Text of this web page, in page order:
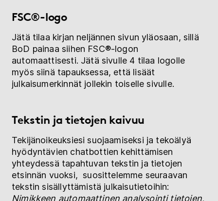
FSC®-logo
Jätä tilaa kirjan neljännen sivun yläosaan, sillä
BoD painaa siihen FSC®-logon
automaattisesti. Jätä sivulle 4 tilaa logolle
myös siinä tapauksessa, että lisäät
julkaisumerkinnät jollekin toiselle sivulle.
Tekstin ja tietojen kaivuu
Tekijänoikeuksiesi suojaamiseksi ja tekoälyä
hyödyntävien chatbottien kehittämisen
yhteydessä tapahtuvan tekstin ja tietojen
etsinnän vuoksi, suosittelemme seuraavan
tekstin sisällyttämistä julkaisutietoihin:
Nimikkeen automaattinen analysointi tietojen,